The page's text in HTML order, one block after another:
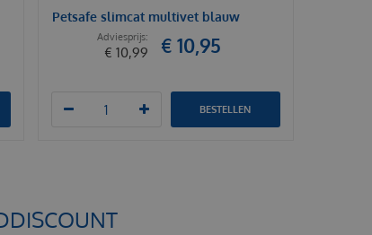
Petsafe slimcat multivet blauw
€ 10,99 € 10,95
BESTELLEN